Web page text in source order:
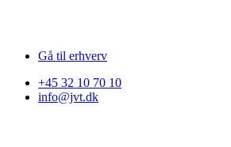
Gå til erhverv
+45 32 10 70 10
info@jvt.dk